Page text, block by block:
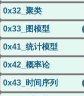
0x32_聚类
0x33_图模型
0x41_统计模型
0x42_概率论
0x43_时间序列